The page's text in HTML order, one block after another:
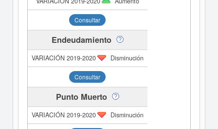
Consultar
Endeudamiento
Disminución
Consultar
Punto Muerto
Disminución